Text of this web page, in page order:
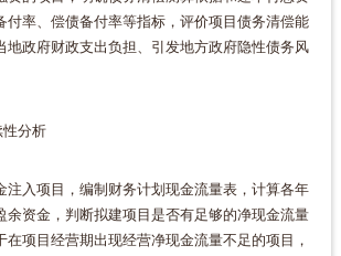
付率、偿债备付率等指标，评价项目债务清偿能
地政府财政支出负担、引发地方政府隐性债务风
分析
注入项目，编制财务计划现金流量表，计算各年
余资金，判断拟建项目是否有足够的净现金流量
在项目经营期出现经营净现金流量不足的项目，